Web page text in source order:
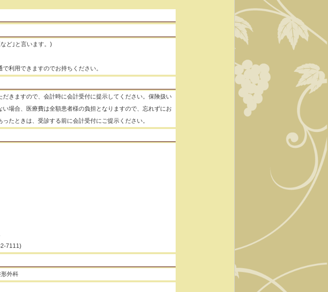
ど｣と言います。)
利用できますのでお持ちください。
きますので、会計時に会計受付に提示してください。保険扱い
場合、医療費は全額患者様の負担となりますので、忘れずにお
たときは、受診する前に会計受付にご提示ください。
7111)
外科